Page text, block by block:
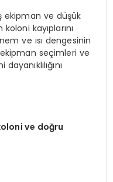
ekipman ve düşük
kayıplarını
ve ısı dengesinin
seçimleri ve
ve doğru